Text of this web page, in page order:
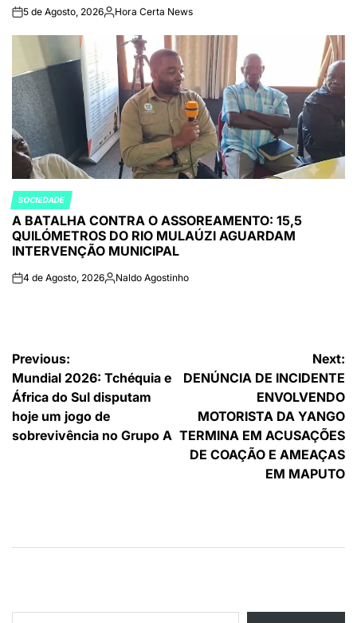
on5 de Agosto, 2026Publicado
Hora Certa News
POSTED
IN
SOCIEDADE
A BATALHA CONTRA O ASSOREAMENTO: 15,5
QUILÓMETROS DO RIO MULAÚZI AGUARDAM
INTERVENÇÃO MUNICIPAL
on4 de Agosto, 2026Publicado
Naldo Agostinho
Navegação
de
artigos
Previous:
Mundial 2026: Tchéquia e
África do Sul disputam
hoje um jogo de
sobrevivência no Grupo A
Next:
DENÚNCIA DE INCIDENTE
ENVOLVENDO
MOTORISTA DA YANGO
TERMINA EM ACUSAÇÕES
DE COAÇÃO E AMEAÇAS
EM MAPUTO
Type your email…